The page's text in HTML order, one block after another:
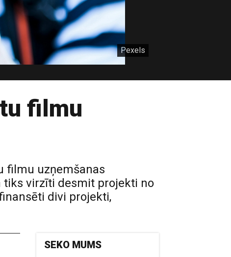
Pexels
filmu
filmu uzņemšanas
tiks virzīti desmit projekti no
divi projekti,
SEKO MUMS